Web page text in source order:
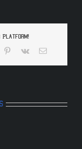
Platform!
Pinterest
Vk
E-